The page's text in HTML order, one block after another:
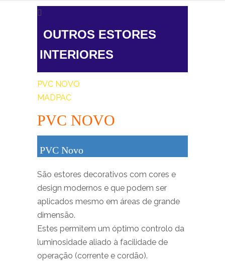
OUTROS ESTORES
INTERIORES
PVC NOVO
MADPAC
PVC NOVO
PVC Novo
São estores decorativos com cores e
design modernos e que podem ser
aplicados mesmo em áreas de grande
dimensão.
Estes permitem um óptimo controlo da
luminosidade aliado à facilidade de
operação (corrente e cordão).